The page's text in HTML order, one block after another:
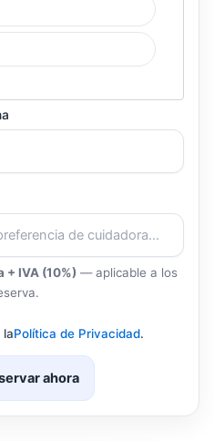
+ IVA (10%) — aplicable a los
laPolítica de Privacidad.
ahora